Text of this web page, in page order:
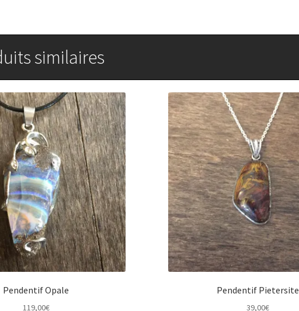
similaires
Pendentif Opale
119,00€
Pendentif Pietersite
39,00€